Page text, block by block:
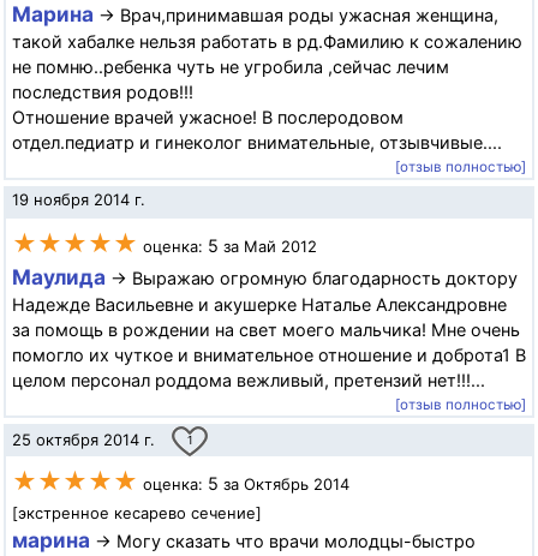
Марина → Врач,принимавшая роды ужасная женщина,
такой хабалке нельзя работать в рд.Фамилию к сожалению
не помню..ребенка чуть не угробила ,сейчас лечим
последствия родов!!!
Отношение врачей ужасное! В послеродовом
отдел.педиатр и гинеколог внимательные, отзывчивые....
[отзыв полностью]
19 ноября 2014 г.
★★★★★ оценка: 5 за Май 2012
Маулида → Выражаю огромную благодарность доктору
Надежде Васильевне и акушерке Наталье Александровне
за помощь в рождении на свет моего мальчика! Мне очень
помогло их чуткое и внимательное отношение и доброта1 В
целом персонал роддома вежливый, претензий нет!!!...
[отзыв полностью]
25 октября 2014 г. 1
★★★★★ оценка: 5 за Октябрь 2014
[экстренное кесарево сечение]
марина → Могу сказать что врачи молодцы-быстро